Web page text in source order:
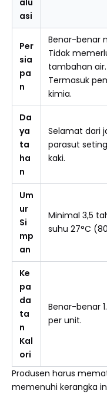
alu
asi
Per
sia
pa
n
Benar-benar
Tidak
tambahan air.
Termasuk
kimia.
Da
ya
ta
ha
n
Selamat dari
parasut
kaki.
Um
ur
Si
mp
an
Minimal 3,5
suhu 27°C
Ke
pa
da
ta
n
Kal
ori
Benar-benar
per unit.
Produsen harus
memenuhi kerangka